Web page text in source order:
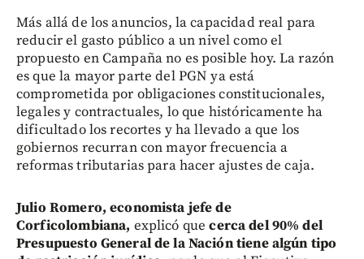
Más allá de los anuncios, la capacidad real para
reducir el gasto público a un nivel como el
propuesto en Campaña no es posible hoy. La razón
es que la mayor parte del PGN ya está
comprometida por obligaciones constitucionales,
legales y contractuales, lo que históricamente ha
dificultado los recortes y ha llevado a que los
gobiernos recurran con mayor frecuencia a
reformas tributarias para hacer ajustes de caja.
Julio Romero, economista jefe de
Corficolombiana, explicó quecerca del 90% del
Presupuesto General de la Nación tiene algún tipo